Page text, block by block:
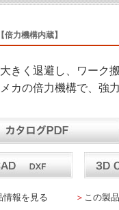
【倍力機構内蔵】
きく退避し、ワーク
カの倍力機構で、強
情報を見る ＞ この製